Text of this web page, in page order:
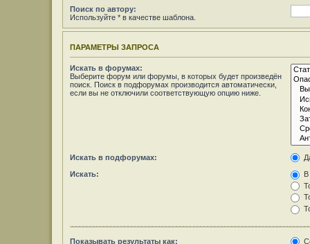
Поиск по автору:
Используйте * в качестве шаблона.
ПАРАМЕТРЫ ЗАПРОСА
Искать в форумах:
Выберите форум или форумы, в которых будет произведён
поиск. Поиск в подфорумах производится автоматически,
если вы не отключили соответствующую опцию ниже.
Искать в подфорумах:
Искать:
В
Показывать результаты как: